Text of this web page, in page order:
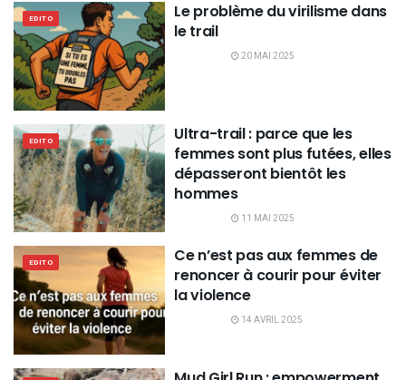
EDITO
Le problème du virilisme dans
le trail
20 MAI 2025
EDITO
Ultra-trail : parce que les
femmes sont plus futées, elles
dépasseront bientôt les
hommes
11 MAI 2025
EDITO
Ce n’est pas aux femmes de
renoncer à courir pour éviter
la violence
14 AVRIL 2025